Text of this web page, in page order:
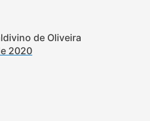
de Oliveira
2020